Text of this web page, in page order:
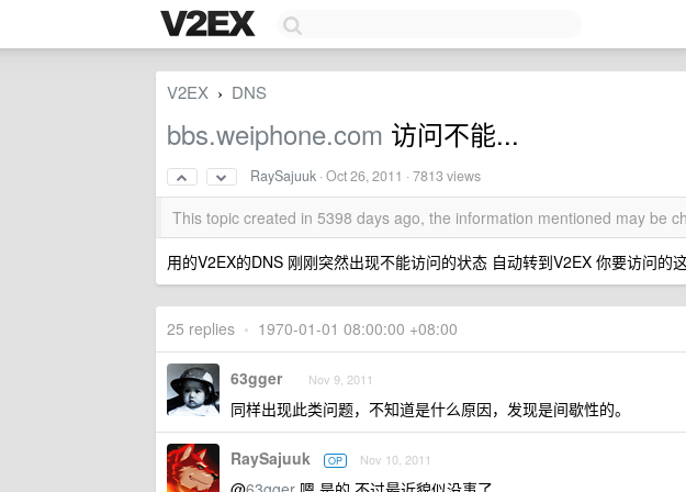
V2EX › DNS
bbs.weiphone.com 访问不能...
RaySajuuk ·Oct 26, 2011 · 7813 views
This topic created in 5398 days ago, the information mentioned may be
用的V2EX的DNS 刚刚突然出现不能访问的状态 自动转到V2EX 你要访问的
25 replies • 1970-01-01 08:00:00 +08:00
63gger Nov 9, 2011
同样出现此类问题，不知道是什么原因，发现是间歇性的。
RaySajuuk OP Nov 10, 2011